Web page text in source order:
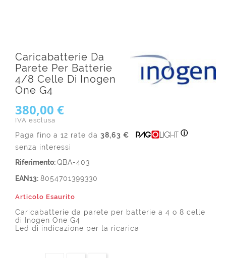
Caricabatterie Da
Parete Per Batterie
4/8 Celle Di Inogen
One G4
380,00 €
IVA esclusa
Paga fino a 12 rate da 38,63 €
senza interessi
ⓘ
Riferimento:QBA-403
EAN13: 8054701399330
Articolo Esaurito
Caricabatterie da parete per batterie a 4 o 8 celle
di Inogen One G4
Led di indicazione per la ricarica